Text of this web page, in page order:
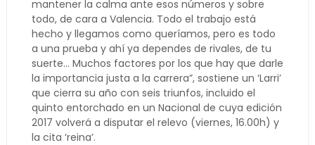
mantener la calma ante esos números y sobre
todo, de cara a Valencia. Todo el trabajo está
hecho y llegamos como queríamos, pero es todo
a una prueba y ahí ya dependes de rivales, de tu
suerte… Muchos factores por los que hay que darle
la importancia justa a la carrera”, sostiene un ‘Larri’
que cierra su año con seis triunfos, incluido el
quinto entorchado en un Nacional de cuya edición
2017 volverá a disputar el relevo (viernes, 16.00h) y
la cita ‘reina’.